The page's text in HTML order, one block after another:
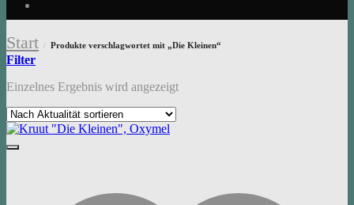
Start / Produkte verschlagwortet mit „Die Kleinen“
Filter
Einzelnes Ergebnis wird angezeigt